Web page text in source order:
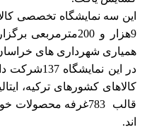
این سه نمایشگاه تخصصی
9هزار و
همیاری شهرداری های
در این
کالاهای کشورهای ترکیه،
قالب 783غرفه
اند.